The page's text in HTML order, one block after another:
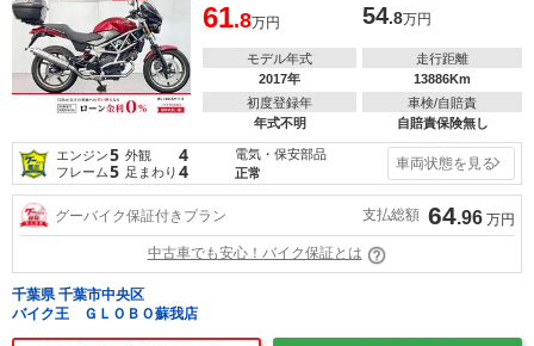
61.8万円 54.8万円
モデル年式
2017年
走行距離
13886Km
初度登録年
年式不明
車検/自賠責
自賠責保険無し
エンジン5 外観 4
フレーム5 足まわり 4
電気・保安部品
正常
車両状態を見る
グーバイク保証付きプラン 支払総額 64.96 万円
中古車でも安心！バイク保証とは
千葉県 千葉市中央区
バイク王 ＧＬＯＢＯ蘇我店